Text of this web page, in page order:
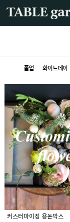
졸업 화이트데이
커스터마이징 용돈박스